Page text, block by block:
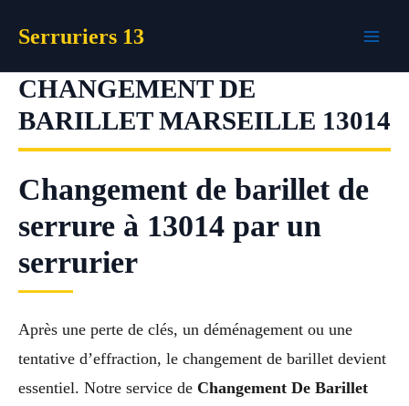
Serruriers 13
CHANGEMENT DE
BARILLET MARSEILLE 13014
Changement de barillet de
serrure à 13014 par un
serrurier
Après une perte de clés, un déménagement ou une
tentative d’effraction, le changement de barillet devient
essentiel. Notre service de Changement De Barillet